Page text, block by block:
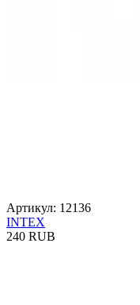
Артикул: 12136
INTEX
240 RUB